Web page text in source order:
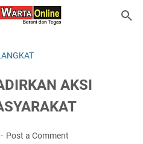
AKSI
Post a Comment